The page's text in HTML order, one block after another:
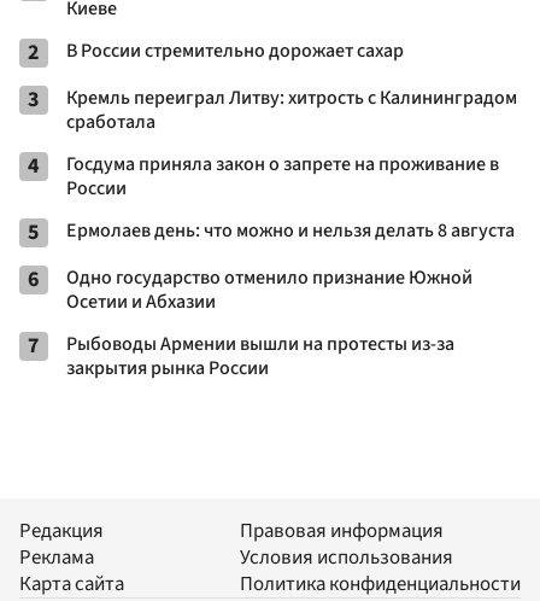
Киеве
2 В России стремительно дорожает сахар
3
Кремль переиграл Литву: хитрость с Калининградом
сработала
4
Госдума приняла закон о запрете на проживание в
России
5 Ермолаев день: что можно и нельзя делать 8 августа
6
Одно государство отменило признание Южной
Осетии и Абхазии
7
Рыбоводы Армении вышли на протесты из-за
закрытия рынка России
Редакция
Реклама
Карта сайта
Правовая информация
Условия использования
Политика конфиденциальности